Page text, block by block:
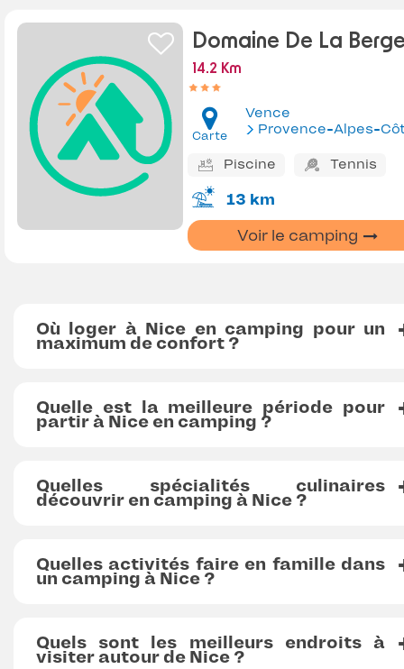
Domaine De La
14.2 Km
Carte
Vence
Provence-Alpes-Côte
Piscine Tennis
13 km
Voir le camping
Où loger à Nice en camping pour un
maximum de confort ?
Quelle est la meilleure période pour
partir à Nice en camping ?
Quelles spécialités culinaires
découvrir en camping à Nice ?
Quelles activités faire en famille dans
un camping à Nice ?
Quels sont les meilleurs endroits à
visiter autour de Nice ?